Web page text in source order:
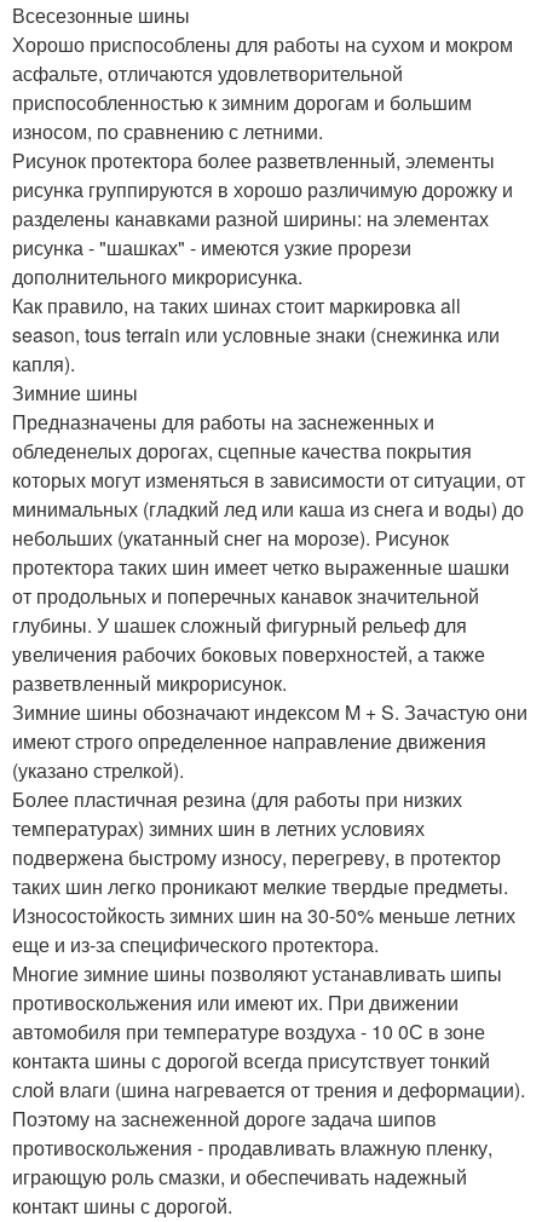
Всесезонные шины
Хорошо приспособлены для работы на сухом и мокром
асфальте, отличаются удовлетворительной
приспособленностью к зимним дорогам и большим
износом, по сравнению с летними.
Рисунок протектора более разветвленный, элементы
рисунка группируются в хорошо различимую дорожку и
разделены канавками разной ширины: на элементах
рисунка - "шашках" - имеются узкие прорези
дополнительного микрорисунка.
Как правило, на таких шинах стоит маркировка all
season, tous terrain или условные знаки (снежинка или
капля).
Зимние шины
Предназначены для работы на заснеженных и
обледенелых дорогах, сцепные качества покрытия
которых могут изменяться в зависимости от ситуации, от
минимальных (гладкий лед или каша из снега и воды) до
небольших (укатанный снег на морозе). Рисунок
протектора таких шин имеет четко выраженные шашки
от продольных и поперечных канавок значительной
глубины. У шашек сложный фигурный рельеф для
увеличения рабочих боковых поверхностей, а также
разветвленный микрорисунок.
Зимние шины обозначают индексом M + S. Зачастую они
имеют строго определенное направление движения
(указано стрелкой).
Более пластичная резина (для работы при низких
температурах) зимних шин в летних условиях
подвержена быстрому износу, перегреву, в протектор
таких шин легко проникают мелкие твердые предметы.
Износостойкость зимних шин на 30-50% меньше летних
еще и из-за специфического протектора.
Многие зимние шины позволяют устанавливать шипы
противоскольжения или имеют их. При движении
автомобиля при температуре воздуха - 10 0С в зоне
контакта шины с дорогой всегда присутствует тонкий
слой влаги (шина нагревается от трения и деформации).
Поэтому на заснеженной дороге задача шипов
противоскольжения - продавливать влажную пленку,
играющую роль смазки, и обеспечивать надежный
контакт шины с дорогой.